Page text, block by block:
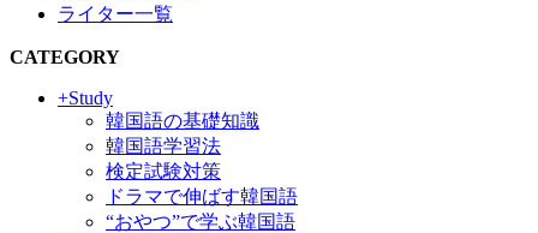
ライター一覧
CATEGORY
+Study
韓国語の基礎知識
韓国語学習法
検定試験対策
ドラマで伸ばす韓国語
“おやつ”で学ぶ韓国語